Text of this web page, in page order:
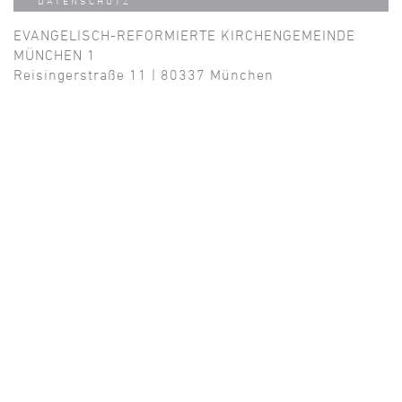
EVANGELISCH-REFORMIERTE KIRCHENGEMEINDE
MÜNCHEN 1
Reisingerstraße 11 | 80337 München